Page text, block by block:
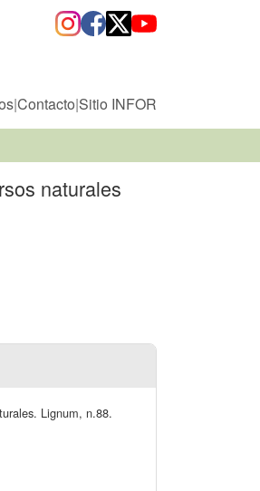
|Contacto|Sitio INFOR
naturales
Lignum, n.88.